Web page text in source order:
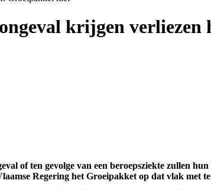
krijgen
of ten gevolge van een beroepsziekte zullen
Regering het Groeipakket op dat vlak met